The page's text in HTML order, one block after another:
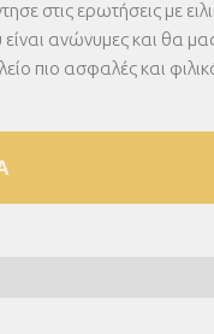
στις ερωτήσεις με
είναι ανώνυμες και θα
πιο ασφαλές και